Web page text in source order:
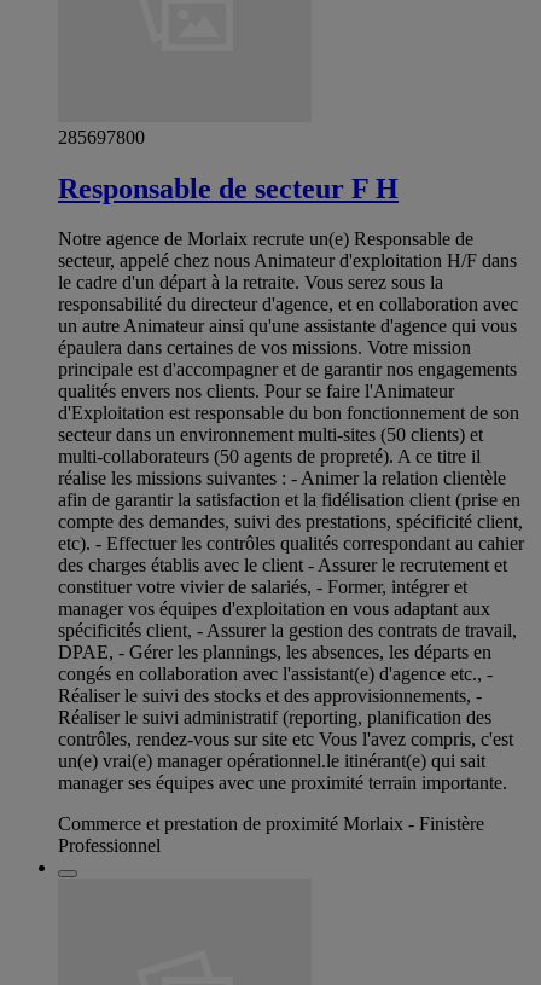
285697800
Responsable de secteur F H
Notre agence de Morlaix recrute un(e) Responsable de
secteur, appelé chez nous Animateur d'exploitation H/F dans
le cadre d'un départ à la retraite. Vous serez sous la
responsabilité du directeur d'agence, et en collaboration avec
un autre Animateur ainsi qu'une assistante d'agence qui vous
épaulera dans certaines de vos missions. Votre mission
principale est d'accompagner et de garantir nos engagements
qualités envers nos clients. Pour se faire l'Animateur
d'Exploitation est responsable du bon fonctionnement de son
secteur dans un environnement multi-sites (50 clients) et
multi-collaborateurs (50 agents de propreté). A ce titre il
réalise les missions suivantes : - Animer la relation clientèle
afin de garantir la satisfaction et la fidélisation client (prise en
compte des demandes, suivi des prestations, spécificité client,
etc). - Effectuer les contrôles qualités correspondant au cahier
des charges établis avec le client - Assurer le recrutement et
constituer votre vivier de salariés, - Former, intégrer et
manager vos équipes d'exploitation en vous adaptant aux
spécificités client, - Assurer la gestion des contrats de travail,
DPAE, - Gérer les plannings, les absences, les départs en
congés en collaboration avec l'assistant(e) d'agence etc., -
Réaliser le suivi des stocks et des approvisionnements, -
Réaliser le suivi administratif (reporting, planification des
contrôles, rendez-vous sur site etc Vous l'avez compris, c'est
un(e) vrai(e) manager opérationnel.le itinérant(e) qui sait
manager ses équipes avec une proximité terrain importante.
Commerce et prestation de proximité Morlaix - Finistère
Professionnel